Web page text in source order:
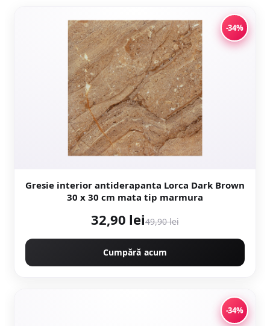
-34%
Gresie interior antiderapanta Lorca Dark Brown
30 x 30 cm mata tip marmura
32,90 lei49,90 lei
Cumpără acum
-34%